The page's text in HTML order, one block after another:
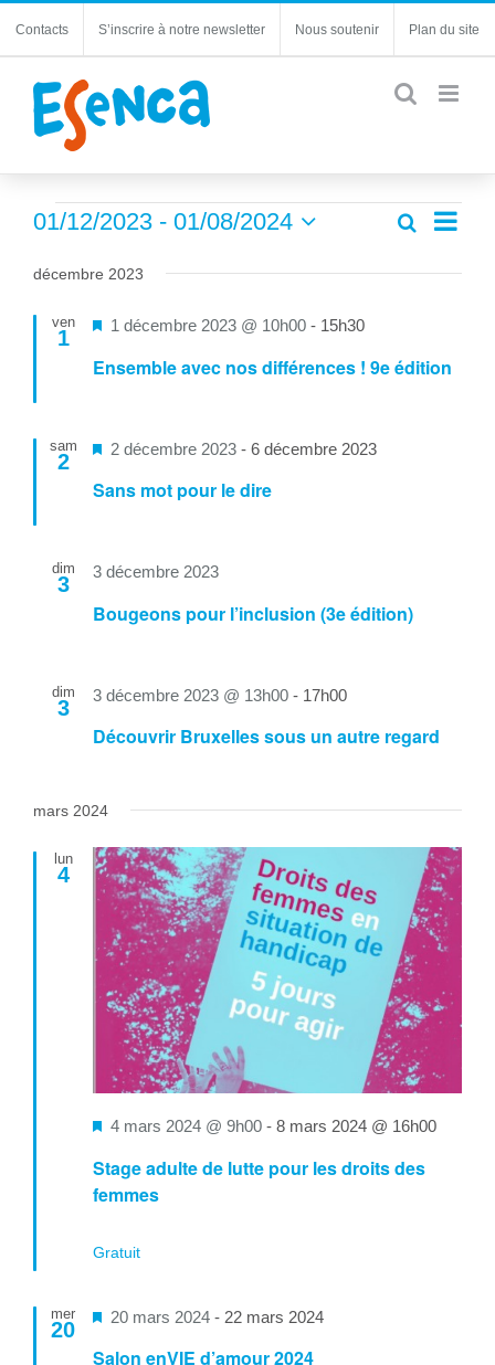
Contacts S’inscrire à notre newsletter Nous soutenir Plan du site
Évènements Recherche
vues
Liste
01/12/2023 - 01/08/2024
une
décembre 2023
ven
1
Ensemble avec nos différences ! 9e édition
Mis
1 décembre 2023 @ 10h00 - 15h30
sam
2
Sans mot pour le dire
Mis
2 décembre 2023 - 6 décembre 2023
dim
3
Bougeons pour l’inclusion (3e édition)
3 décembre 2023
dim
3
Découvrir Bruxelles sous un autre regard
3 décembre 2023 @ 13h00 - 17h00
mars 2024
lun
4
Stage adulte de lutte pour les droits des
femmes
Mis
avant
4 mars 2024 @ 9h00 - 8 mars 2024 @ 16h00
Gratuit
mer
20
Salon enVIE d’amour 2024
Mis
20 mars 2024 - 22 mars 2024